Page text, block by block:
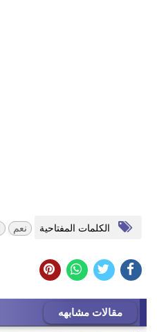
الكلمات المفتاحية نعم
مقالات مشابهه